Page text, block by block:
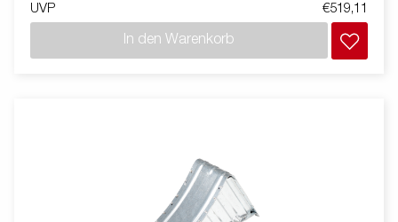
UVP €519,11
In den Warenkorb